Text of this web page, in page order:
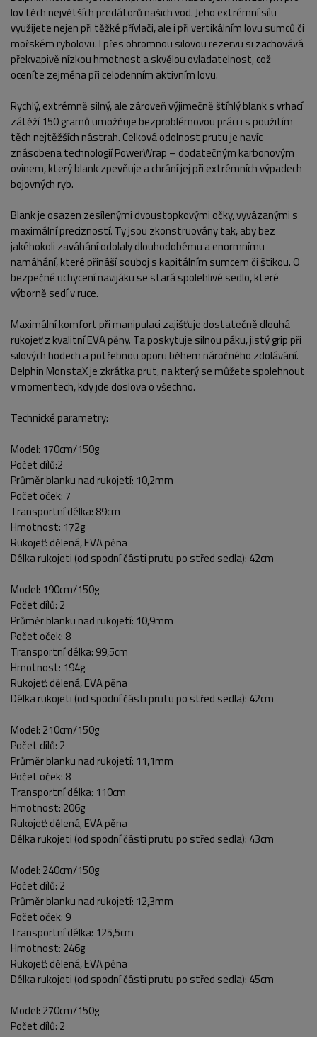
POPIS PRODUKTU FOTO (9)
lov těch největších predátorů našich vod. Jeho extrémní sílu
využijete nejen při těžké přívlači, ale i při vertikálním lovu sumců či
mořském rybolovu. I přes ohromnou silovou rezervu si zachovává
překvapivě nízkou hmotnost a skvělou ovladatelnost, což
oceníte zejména při celodenním aktivním lovu.
Rychlý, extrémně silný, ale zároveň výjimečně štíhlý blank s vrhací
zátěží 150 gramů umožňuje bezproblémovou práci i s použitím
těch nejtěžších nástrah. Celková odolnost prutu je navíc
znásobena technologií PowerWrap – dodatečným karbonovým
ovinem, který blank zpevňuje a chrání jej při extrémních výpadech
bojovných ryb.
Blank je osazen zesílenými dvoustopkovými očky, vyvázanými s
maximální precizností. Ty jsou zkonstruovány tak, aby bez
jakéhokoli zaváhání odolaly dlouhodobému a enormnímu
namáhání, které přináší souboj s kapitálním sumcem či štikou. O
bezpečné uchycení navijáku se stará spolehlivé sedlo, které
výborně sedí v ruce.
Maximální komfort při manipulaci zajišťuje dostatečně dlouhá
rukojeť z kvalitní EVA pěny. Ta poskytuje silnou páku, jistý grip při
silových hodech a potřebnou oporu během náročného zdolávání.
Delphin MonstaX je zkrátka prut, na který se můžete spolehnout
v momentech, kdy jde doslova o všechno.
Technické parametry:
Model: 170cm/150g
Počet dílů:2
Průměr blanku nad rukojetí: 10,2mm
Počet oček: 7
Transportní délka: 89cm
Hmotnost: 172g
Rukojeť: dělená, EVA pěna
Délka rukojeti (od spodní části prutu po střed sedla): 42cm
Model: 190cm/150g
Počet dílů: 2
Průměr blanku nad rukojetí: 10,9mm
Počet oček: 8
Transportní délka: 99,5cm
Hmotnost: 194g
Rukojeť: dělená, EVA pěna
Délka rukojeti (od spodní části prutu po střed sedla): 42cm
Model: 210cm/150g
Počet dílů: 2
Průměr blanku nad rukojetí: 11,1mm
Počet oček: 8
Transportní délka: 110cm
Hmotnost: 206g
Rukojeť: dělená, EVA pěna
Délka rukojeti (od spodní části prutu po střed sedla): 43cm
Model: 240cm/150g
Počet dílů: 2
Průměr blanku nad rukojetí: 12,3mm
Počet oček: 9
Transportní délka: 125,5cm
Hmotnost: 246g
Rukojeť: dělená, EVA pěna
Délka rukojeti (od spodní části prutu po střed sedla): 45cm
Model: 270cm/150g
Počet dílů: 2